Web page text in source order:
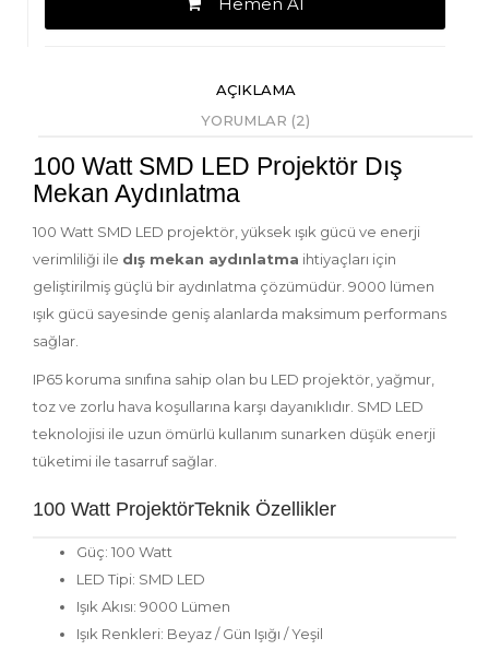
AÇIKLAMA
YORUMLAR (2)
100 Watt SMD LED Projektör Dış
Mekan Aydınlatma
100 Watt SMD LED projektör , yüksek ışık gücü ve enerji
verimliliği ile dış mekan aydınlatma ihtiyaçları için
geliştirilmiş güçlü bir aydınlatma çözümüdür. 9000 lümen
ışık gücü sayesinde geniş alanlarda maksimum performans
sağlar.
IP65 koruma sınıfına sahip olan bu LED projektör, yağmur,
toz ve zorlu hava koşullarına karşı dayanıklıdır. SMD LED
teknolojisi ile uzun ömürlü kullanım sunarken düşük enerji
tüketimi ile tasarruf sağlar.
100 Watt ProjektörTeknik Özellikler
Güç: 100 Watt
LED Tipi: SMD LED
Işık Akısı: 9000 Lümen
Işık Renkleri: Beyaz / Gün Işığı / Yeşil